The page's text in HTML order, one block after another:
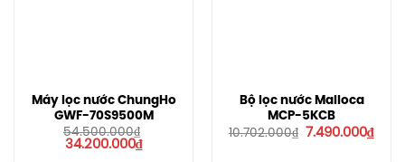
Máy lọc nước ChungHo
GWF-70S9500M
54.500.000₫
Giá
34.200.000₫Giá
hiện
Bộ lọc nước Malloca
MCP-5KCB
10.702.000₫ Giá
7.490.000₫Giá
hiện